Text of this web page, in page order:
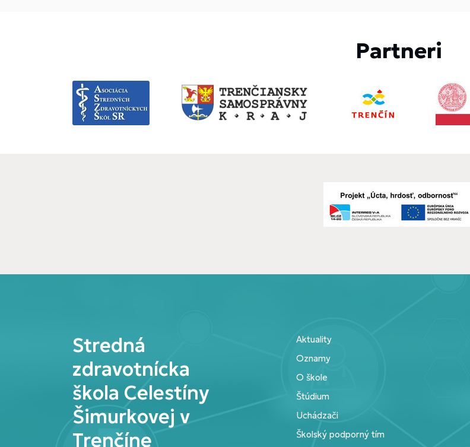
Partneri
Stredná
zdravotnícka
škola Celestíny
Šimurkovej v
Trenčíne
Aktuality
Oznamy
O škole
Štúdium
Uchádzači
Školský podporný tím